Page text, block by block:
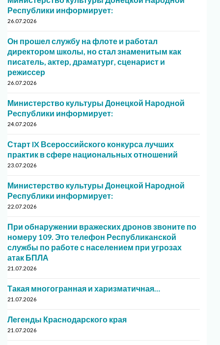
Республики информирует:
26.07.2026
Он прошел службу на флоте и работал
директором школы, но стал знаменитым как
писатель, актер, драматург, сценарист и
режиссер
26.07.2026
Министерство культуры Донецкой Народной
Республики информирует:
24.07.2026
Старт IX Всероссийского конкурса лучших
практик в сфере национальных отношений
23.07.2026
Министерство культуры Донецкой Народной
Республики информирует:
22.07.2026
При обнаружении вражеских дронов звоните по
номеру 109. Это телефон Республиканской
службы по работе с населением при угрозах
атак БПЛА
21.07.2026
Такая многогранная и харизматичная…
21.07.2026
Легенды Краснодарского края
21.07.2026